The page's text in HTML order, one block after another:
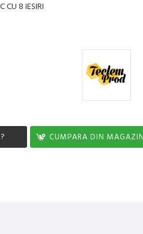
CU 8 IESIRI
CUMPARA DIN